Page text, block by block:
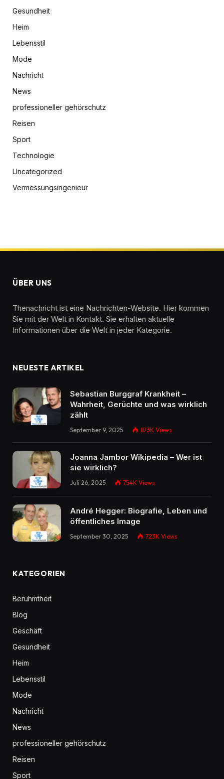
Gesundheit
Heim
Lebensstil
Mode
Nachricht
News
professioneller gehörschutz
Reisen
Sport
Technologie
Uncategorized
Vermessungsingenieur
ÜBER UNS
Thenachricht ist eine Nachrichten-Website. Hier kommen
Sie mit der Welt in Kontakt. Sie erhalten aktuelle
Informationen über die Welt in jeder Kategorie.
NEUESTE ARTIKEL
Sebastian Burggraf Krankheit –
Wahrheit, Gerüchte und was wirklich
zählt
September 9, 2025 873K Views
Joanna Jambor Wikipedia – Wer ist
sie wirklich?
Juli 26, 2025 754K Views
André Hegger: Biografie, Leben und
öffentliches Image
September 30, 2025 723K Views
KATEGORIEN
Berühmtheit
Blog
Geschäft
Gesundheit
Heim
Lebensstil
Mode
Nachricht
News
professioneller gehörschutz
Reisen
Sport